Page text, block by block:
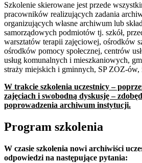
Szkolenie skierowane jest przede
pracowników realizujących zadania
organizujących własne archiwum lub
samorządowych podmiotów tj. szkół,
warsztatów terapii zajęciowej, ośrodków
ośrodków pomocy społecznej, centrów
usług komunalnych i mieszkaniowych,
straży miejskich i gminnych, SP ZOZ-ów,
W trakcie szkolenia uczestnicy –
zajęciach i swobodną dyskusję –
poprowadzenia archiwum instytucji.
Program szkolenia
W czasie szkolenia nowi archiwiści
odpowiedzi na następujące pytania: